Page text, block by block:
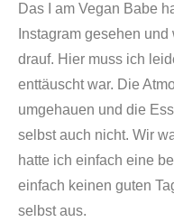
Das I am Vegan Babe
Instagram gesehen
drauf. Hier muss ich
enttäuscht war. Die
umgehauen und die
selbst auch nicht. Wir
hatte ich einfach eine
einfach keinen guten
selbst aus.